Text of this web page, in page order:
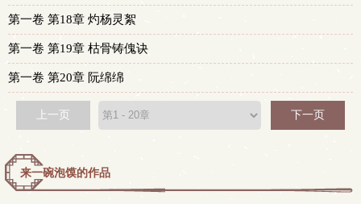
第一卷 第18章 灼杨灵絮
第一卷 第19章 枯骨铸傀诀
第一卷 第20章 阮绵绵
上一页 下一页
来一碗泡馍的作品